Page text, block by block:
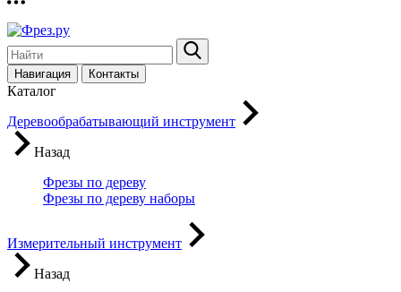
Навигация Контакты
Каталог
Деревообрабатывающий инструмент
Назад
Фрезы по дереву
Фрезы по дереву наборы
Измерительный инструмент
Назад